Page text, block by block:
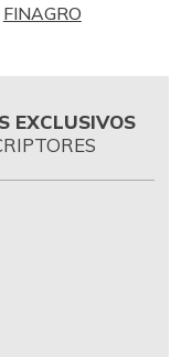
FINAGRO
EXCLUSIVOS